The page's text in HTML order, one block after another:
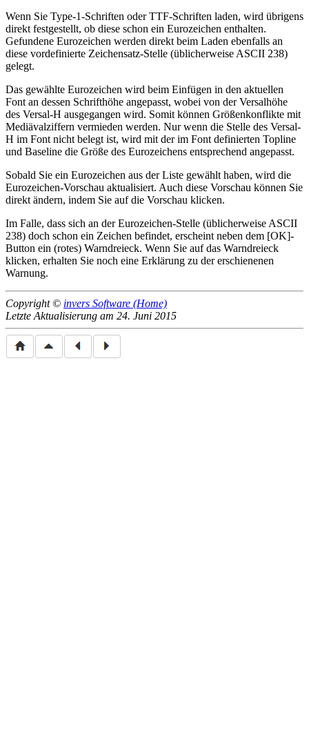
Wenn Sie Type-1-Schriften oder TTF-Schriften laden, wird übrigens
direkt festgestellt, ob diese schon ein Eurozeichen enthalten.
Gefundene Eurozeichen werden direkt beim Laden ebenfalls an
diese vordefinierte Zeichensatz-Stelle (üblicherweise ASCII 238)
gelegt.
Das gewählte Eurozeichen wird beim Einfügen in den aktuellen
Font an dessen Schrifthöhe angepasst, wobei von der Versalhöhe
des Versal-H ausgegangen wird. Somit können Größenkonflikte mit
Mediävalziffern vermieden werden. Nur wenn die Stelle des Versal-
H im Font nicht belegt ist, wird mit der im Font definierten Topline
und Baseline die Größe des Eurozeichens entsprechend angepasst.
Sobald Sie ein Eurozeichen aus der Liste gewählt haben, wird die
Eurozeichen-Vorschau aktualisiert. Auch diese Vorschau können Sie
direkt ändern, indem Sie auf die Vorschau klicken.
Im Falle, dass sich an der Eurozeichen-Stelle (üblicherweise ASCII
238) doch schon ein Zeichen befindet, erscheint neben dem [OK]-
Button ein (rotes) Warndreieck. Wenn Sie auf das Warndreieck
klicken, erhalten Sie noch eine Erklärung zu der erschienenen
Warnung.
Copyright © invers Software (Home)
Letzte Aktualisierung am 24. Juni 2015